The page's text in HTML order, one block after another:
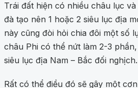
Trái đất hiện có nhiều châu lục
đà tạo nên 1 hoặc 2 siêu lục địa
này cũng đòi hỏi chia đôi một số
châu Phi có thể nứt làm 2-3
siêu lục địa Nam – Bắc đối nghịch.
Rất có thể điều đó sẽ gây một